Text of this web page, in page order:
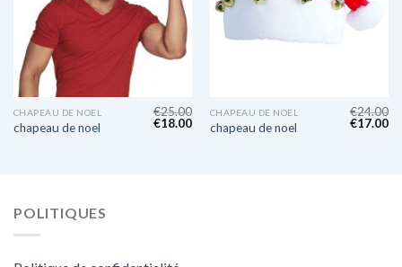
CHAPEAU DE NOEL
chapeau de noel
€25.00
€18.00
CHAPEAU DE NOEL
chapeau de noel
€24.00
€17.00
POLITIQUES